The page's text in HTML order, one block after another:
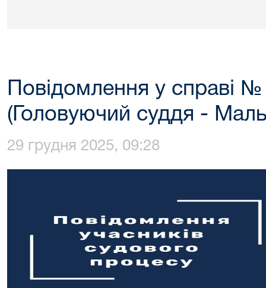
Повідомлення у справі
(Головуючий суддя -
29 грудня 2025, 09:28